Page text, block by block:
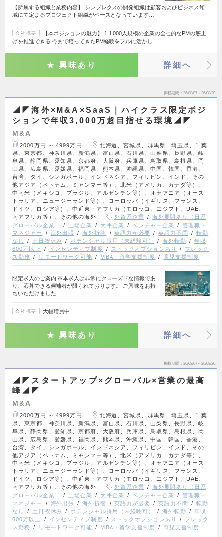
【所属する組織と業務内容】 シンプレクスの開発組織は顧客およびビジネス領
域にて定まるプロジェクト組織がベースとなっています…
会社概要
【本ポジションの魅力】 1.1,000人規模の企業の全社的なPMの底上
げを推進できる 今まで培ってきたPM経験をフルに活かし…
興味あり 詳細へ
掲載期間 26/08/07～26/08/20
◢◤海外×M&A×SaaS｜ハイクラス限定ポジ
ションで年収3,000万超目指せる環境◢◤
M&A
2000万円 ～ 4999万円
北海道、宮城県、群馬県、埼玉県、千葉
県、東京都、神奈川県、新潟県、富山県、石川県、山梨県、長野県、岐
阜県、静岡県、愛知県、京都府、大阪府、兵庫県、鳥取県、島根県、岡
山県、広島県、愛媛県、福岡県、熊本県、沖縄県、中国、韓国、香港、
台湾、タイ、シンガポール、インドネシア、フィリピン、インド、その
他アジア（ベトナム、ミャンマー等）、北米（アメリカ、カナダ等）、
中南米（メキシコ、ブラジル、アルゼンチン等）、オセアニア（オース
トラリア、ニュージーランド等）、ヨーロッパ（イギリス、フランス、
ドイツ、ロシア等）、中近東・アフリカ（モロッコ、エジプト、UAE、
南アフリカ等）、その他の海外
外資系企業
海外展開あり（日系
グローバル企業）
上場企業 大手企業 ベンチャー企業
管理職・
マネジャー
海外出張 海外折衝 英語力が必要 英語力不問
転勤
なし
土日祝休み ポテンシャル採用（未経験可） 海外転勤
年収
600万以上
インセンティブ制度 ストックオプションあり
フレック
ス勤務
リモートワーク可能 MBA・留学支援制度 育児支援制度
限定求人のご案内 ※本求人は非常にクローズドな情報であ
り、応募できる候補者が限られております。 ご興味をお持
ちいただけました…
会社概要 大幅増員中
興味あり 詳細へ
掲載期間 26/08/07～26/08/20
◢◤スタートアップ×グローバル×営業の最高
峰◢◤
M&A
2000万円 ～ 4999万円
北海道、宮城県、群馬県、埼玉県、千葉
県、東京都、神奈川県、新潟県、富山県、石川県、山梨県、長野県、岐
阜県、静岡県、愛知県、京都府、大阪府、兵庫県、鳥取県、島根県、岡
山県、広島県、愛媛県、福岡県、熊本県、沖縄県、中国、韓国、香港、
台湾、タイ、シンガポール、インドネシア、フィリピン、インド、その
他アジア（ベトナム、ミャンマー等）、北米（アメリカ、カナダ等）、
中南米（メキシコ、ブラジル、アルゼンチン等）、オセアニア（オース
トラリア、ニュージーランド等）、ヨーロッパ（イギリス、フランス、
ドイツ、ロシア等）、中近東・アフリカ（モロッコ、エジプト、UAE、
南アフリカ等）、その他の海外
外資系企業
海外展開あり（日系
グローバル企業）
上場企業 大手企業 ベンチャー企業
管理職・
マネジャー
海外出張 海外折衝 英語力が必要 英語力不問
転勤
なし
土日祝休み ポテンシャル採用（未経験可） 海外転勤
年収
600万以上
インセンティブ制度 ストックオプションあり
フレック
ス勤務
リモートワーク可能 MBA・留学支援制度 育児支援制度